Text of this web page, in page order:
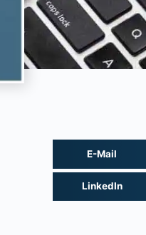
E-Mail
LinkedIn